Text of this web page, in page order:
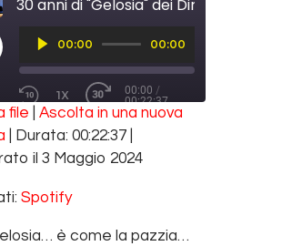
EPISODE
Audio
Player00:00 00:00
REWIND 10 SECONDS
1X
FAST FORWARD 30 SECONDS
00:00 /
00:22:37
SUBSCRIBE SHARE
file
Ascolta in una nuova
Durata: 00:22:37
il 3 Maggio 2024
Spotify
è come la pazzia…